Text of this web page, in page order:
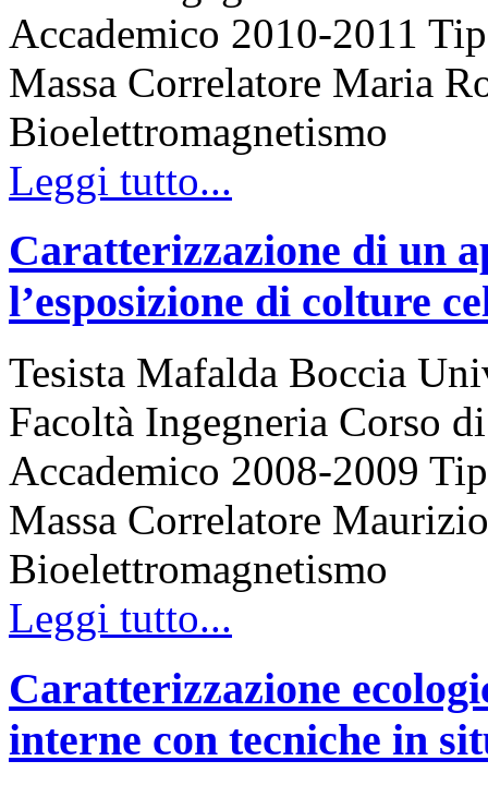
Accademico 2010-2011
Massa Correlatore Maria
Bioelettromagnetismo
Leggi tutto...
Caratterizzazione di un
l’esposizione di colture
Tesista Mafalda Boccia
Facoltà Ingegneria Corso
Accademico 2008-2009
Massa Correlatore
Bioelettromagnetismo
Leggi tutto...
Caratterizzazione
interne con tecniche in